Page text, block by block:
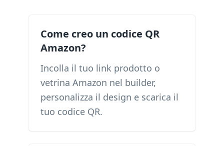
Come creo un codice QR
Amazon?
Incolla il tuo link prodotto o
vetrina Amazon nel builder,
personalizza il design e scarica il
tuo codice QR.